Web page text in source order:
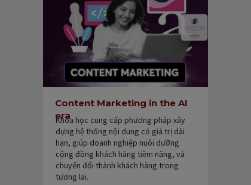
Khóa học cung cấp phương pháp xây
dựng hệ thống nội dung có giá trị dài
hạn, giúp doanh nghiệp nuôi dưỡng
cộng đồng khách hàng tiềm năng, và
chuyển đổi thành khách hàng trong
tương lai.
Content Marketing in the AI
era